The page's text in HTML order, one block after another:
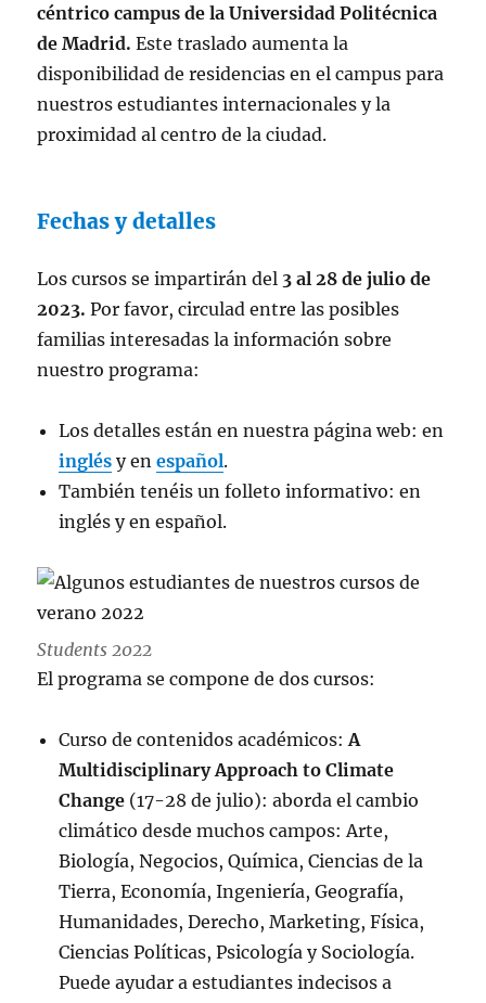
céntrico campus de la Universidad Politécnica
de Madrid. Este traslado aumenta la
disponibilidad de residencias en el campus para
nuestros estudiantes internacionales y la
proximidad al centro de la ciudad.
Fechas y detalles
Los cursos se impartirán del 3 al 28 de julio de
2023. Por favor, circulad entre las posibles
familias interesadas la información sobre
nuestro programa:
Los detalles están en nuestra página web: en
inglés y enespañol.
También tenéis un folleto informativo: en
inglés y en español.
Students 2022
El programa se compone de dos cursos:
Curso de contenidos académicos:A
Multidisciplinary Approach to Climate
Change (17-28 de julio): aborda el cambio
climático desde muchos campos: Arte,
Biología, Negocios, Química, Ciencias de la
Tierra, Economía, Ingeniería, Geografía,
Humanidades, Derecho, Marketing, Física,
Ciencias Políticas, Psicología y Sociología.
Puede ayudar a estudiantes indecisos a